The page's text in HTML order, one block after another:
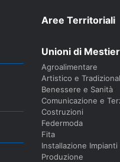
Aree Territoriali
Unioni di
Agroalimentare
Artistico e
Benessere e Sanità
Comunicazione e
Costruzioni
Federmoda
Fita
Installazione Impianti
Produzione